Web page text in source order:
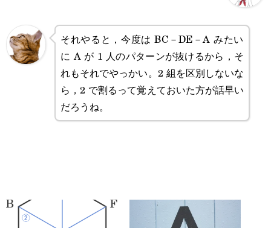
それやると，今度は BC－DE－A みたい
に A が 1 人のパターンが抜けるから，そ
れもそれでやっかい。2 組を区別しないな
ら，2 で割るって覚えておいた方が話早い
だろうね。